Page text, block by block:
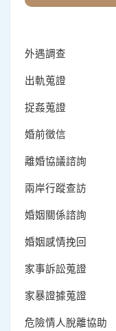
外遇調查
出軌蒐證
捉姦蒐證
婚前徵信
離婚協議諮詢
兩岸行蹤查訪
婚姻關係諮詢
婚姻感情挽回
家事訴訟蒐證
家暴證據蒐證
危險情人脫離協助